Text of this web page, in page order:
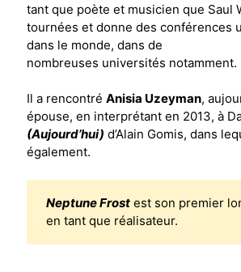
tant que poète et musicien que Saul
tournées et donne des conférences
dans le monde, dans de
nombreuses universités notamment.
Il a rencontré Anisia Uzeyman,
épouse, en interprétant en 2013, à
(Aujourd’hui) d’Alain Gomis, dans
également.
Neptune Frost est son premier
en tant que réalisateur.